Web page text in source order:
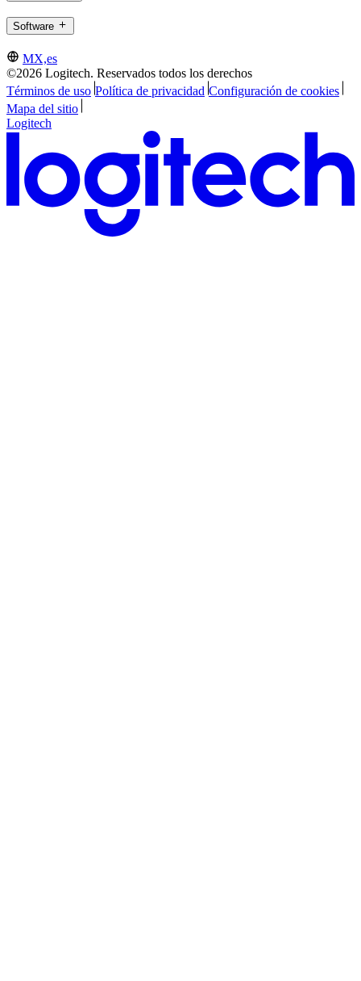
Software
MX,es
©2026 Logitech. Reservados todos los derechos
Términos de uso Política de privacidad Configuración de cookies
Mapa del sitio
Logitech